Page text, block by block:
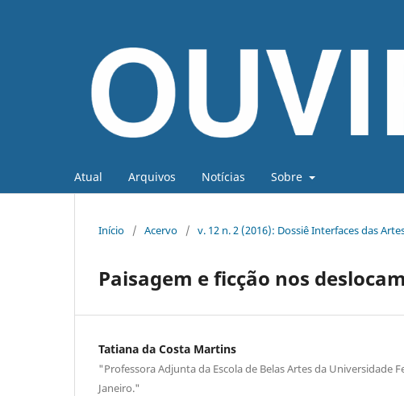
Atual Arquivos Notícias Sobre
Início / Acervo / v. 12 n. 2 (2016): Dossiê Interfaces das
Paisagem e ficção nos
Tatiana da Costa Martins
"Professora Adjunta da Escola de Belas Artes da Universidade
Janeiro."